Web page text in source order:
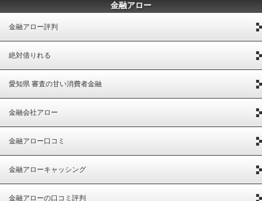
金融アロー
金融アロー評判
絶対借りれる
愛知県 審査の甘い消費者金融
金融会社アロー
金融アロー口コミ
金融アローキャッシング
金融アローの口コミ評判